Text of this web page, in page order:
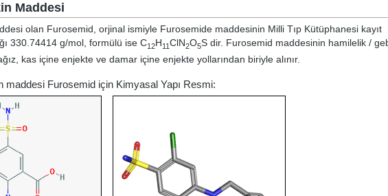
Maddesi
olan Furosemid, orjinal ismiyle Furosemide maddesinin Milli Tıp Kütüphanesi kayıt
330.74414 g/mol, formülü ise C12H 11ClN2O5S dir. Furosemid maddesinin hamilelik /
kas içine enjekte ve damar içine enjekte yollarından biriyle alınır.
maddesi Furosemid için Kimyasal Yapı Resmi: